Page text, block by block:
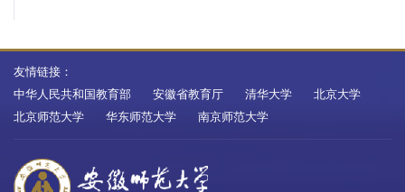
友情链接：
中华人民共和国教育部
安徽省教育厅 清华大学
北京大学
北京师范大学
华东师范大学 南京师范大学